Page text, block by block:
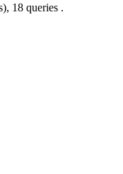
18 queries .